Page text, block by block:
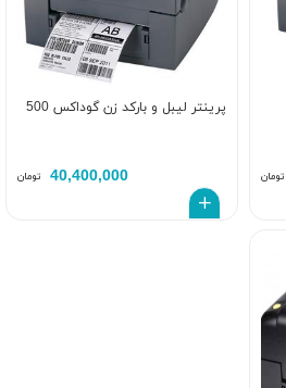
تومان
پرینتر لیبل و بارکد زن گوداکس 500
40,400,000 تومان